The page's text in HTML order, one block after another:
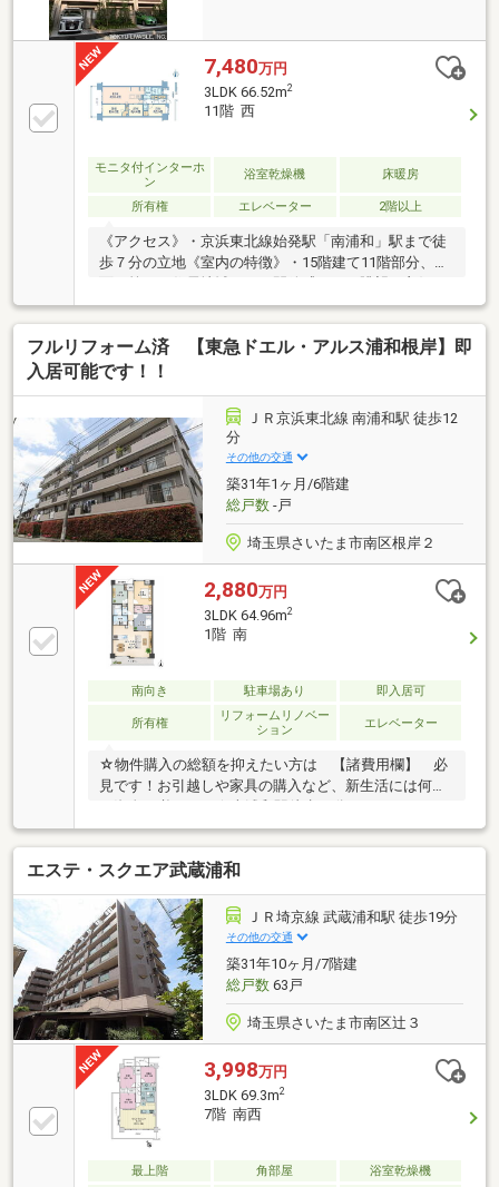
7,480万円
3LDK 66.52m2
11階 西
モニタ付インターホ
ン
浴室乾燥機 床暖房
所有権 エレベーター 2階以上
《アクセス》・京浜東北線始発駅「南浦和」駅まで徒
歩７分の立地《室内の特徴》・15階建て11階部分、全
す。・西側6.0畳洋室には、ウォークインクローゼット
を設置・廊下が少ない設計のため、無駄のない間取り
設計・システムキッチンは、リビングを見渡せスペー
スを活用したペニンシュラキッチンを採用・１４１８
っています。・リビングダイニング部分には足元から
温まる床暖房を設置しており冬場は重宝します。
フルリフォーム済 【東急ドエル・アルス浦和根岸】即
入居可能です！！
ＪＲ京浜東北線 南浦和駅 徒歩12
分
その他の交通
築31年1ヶ月/6階建
総戸数-戸
埼玉県さいたま市南区根岸２
2,880万円
3LDK 64.96m2
1階 南
南向き 駐車場あり 即入居可
所有権
リフォームリノベー
ション
エレベーター
☆物件購入の総額を抑えたい方は 【諸費用欄】 必
見です！お引越しや家具の購入など、新生活には何か
嬉しい3LDKのフルリフォーム物件が登場。南向きの豊
かな採光と、外からの視線が気にならないプライバシ
ー配慮の設計を両立しました。水回りも一新され新築
気分で暮らせます。周辺は静かな住環境ながら、徒歩
圏内に買い物便利な「コープ」があり毎日の暮らしを
サポート。2路線利用できる利便性と穏やかな生活環
境が揃った、家族団らんのための快適住まいです。ピ
カピカの室内と心地よい日当たりを、ぜひ現地で体感
してください。
エステ・スクエア武蔵浦和
ＪＲ埼京線 武蔵浦和駅 徒歩19分
その他の交通
築31年10ヶ月/7階建
総戸数63戸
埼玉県さいたま市南区辻３
3,998万円
3LDK 69.3m2
7階 南西
最上階 角部屋
浴室乾燥機